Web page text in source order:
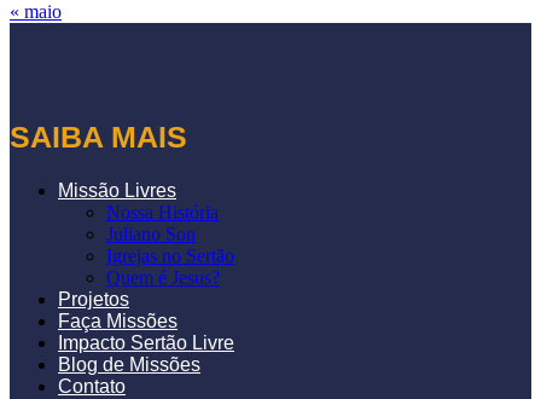
« maio
SAIBA MAIS
Missão Livres
Nossa História
Juliano Son
Igrejas no Sertão
Quem é Jesus?
Projetos
Faça Missões
Impacto Sertão Livre
Blog de Missões
Contato